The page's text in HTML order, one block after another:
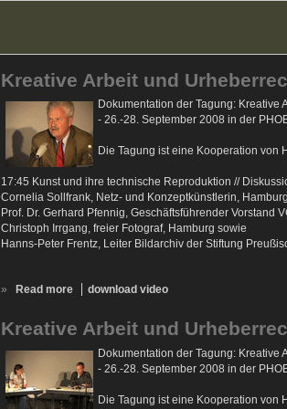
Kreative Arbeit und
Dokumentation der Tagung: Kreative
- 26.-28. September 2008 in der
Die Tagung ist eine Kooperation von
17:45 Kunst und ihre technische Reproduktion //
Cornelia Sollfrank, Netz- und Konzeptkünstlerin,
Prof. Dr. Gerhard Pfennig, Geschäftsführender Vorstand
Christoph Irrgang, freier Fotograf, Hamburg sowie
Hanns-Peter Frentz, Leiter Bildarchiv der Stiftung
» Read more download video
Kreative Arbeit und
Dokumentation der Tagung: Kreative
- 26.-28. September 2008 in der
Die Tagung ist eine Kooperation von